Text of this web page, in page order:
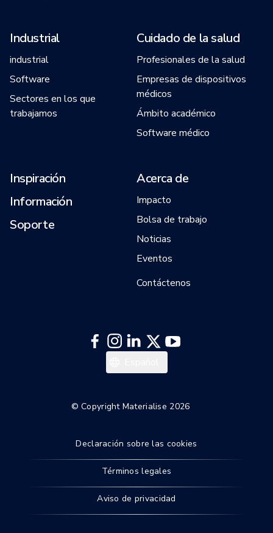
Industrial
industrial
Software
Sectores en los que
trabajamos
Cuidado de la salud
Profesionales de la salud
Empresas de dispositivos
médicos
Ámbito académico
Software médico
Inspiración
Información
Soporte
Acerca de
Impacto
Bolsa de trabajo
Noticias
Eventos
Contáctenos
Français
© Copyright Materialise 2026
Declaración sobre las cookies
Términos legales
Aviso de privacidad